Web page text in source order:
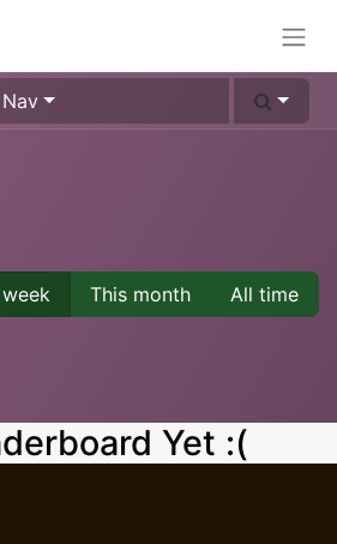
Nav
This month All time
Yet :(